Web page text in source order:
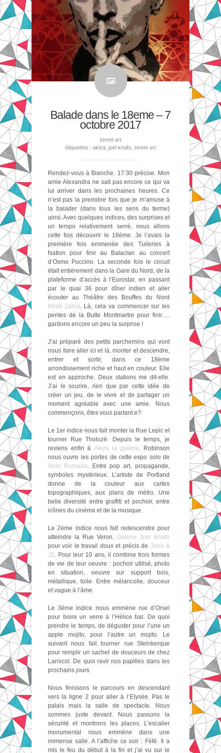
Balade dans le 18eme – 7
octobre 2017
street art
étiquettes : akiza joël knafo street art
Rendez-vous à Blanche. 17:30 précise. Mon
amie Alexandra ne sait pas encore ce qui va
lui arriver dans les prochaines heures. Ce
n’est pas la première fois que je m’amuse à
la balader (dans tous les sens du terme)
ainsi. Avec quelques indices, des surprises et
un tempo relativement serré, nous allons
cette fois découvrir le 18ème. Je l’avais la
première fois emmenée des Tuileries à
Nation pour finir au Bataclan au concert
d’Oxmo Puccino. La seconde fois le circuit
était entièrement dans la Gare du Nord, de la
plateforme d’accès à l’Eurostar, en passant
par le quai 36 pour dîner indien et aller
écouter au Théâtre des Bouffes du Nord
Hindi Zahra. Là, cela va commencer sur les
pentes de la Butte Montmartre pour finir….
gardons encore un peu la surprise !
J’ai préparé des petits parchemins qui vont
nous faire aller ici et là, monter et descendre,
entrer et sortir, dans ce 18ème
arrondissement riche et haut en couleur. Elle
est en approche. Deux stations me dit-elle.
J’ai le sourire, rien que par cette idée de
créer un jeu, de le vivre et de partager un
moment agréable avec une amie. Nous
commençons, êtes vous partant.e?
Le 1er indice nous fait monter la Rue Lepic et
tourner Rue Tholozé. Depuis le temps, je
reviens enfin à Akiza la galerie. Robinson
nous ouvre les portes de cette expo solo de
Voxx Romana. Entre pop art, propagande,
symboles mystérieux. L’artiste de Portland
donne de la couleur aux cartes
topographiques, aux plans de métro. Une
belle diversité entre graffiti et pochoir, entre
icônes du cinéma et de la musique.
Le 2ème indice nous fait redescendre pour
atteindre la Rue Veron. Galerie Joel Knafo
pour voir le travail doux et précis de Jana &
JS. Pour leur 10 ans, il combine trois formes
de vie de leur oeuvre : pochoir utilisé, photo
en situation, oeuvre sur support bois,
métallique, toile. Entre mélancolie, douceur
et vague à l’âme.
Le 3ème indice nous emmène rue d’Orsel
pour boire un verre à l’Hélice bar. De quoi
prendre le temps, de déguster pour l’une un
apple mojito, pour l’autre un mojito. Le
suivant nous fait tourner rue Steinkerque
pour remplir un sachet de douceurs de chez
Larnicol. De quoi ravir nos papilles dans les
prochains jours.
Nous finissons le parcours en descendant
vers la ligne 2 pour aller à l’Elysée. Pas le
palais mais la salle de spectacle. Nous
sommes juste devant. Nous passons la
sécurité et montrons les places. L’escalier
monumental nous emmène dans une
immense salle. A l’affiche ce soir : Féfé. Il a
mis le feu du début à la fin et j’ai vu sur le